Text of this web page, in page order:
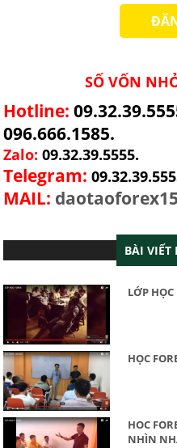
SỐ VỐN
Hotline:
096.666.1585.
Zalo:09.32.39.5555.
Telegram:
MAIL:
BÀI VIẾT
LỚP
HỌC
HOC
NHÌN